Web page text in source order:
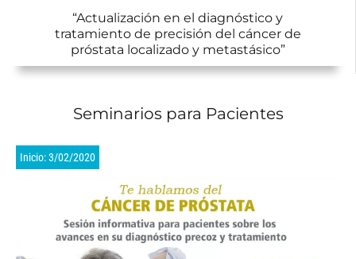
“Actualización en el diagnóstico y
tratamiento de precisión del cáncer de
próstata localizado y metastásico”
Seminarios para Pacientes
Inicio: 3/02/2020